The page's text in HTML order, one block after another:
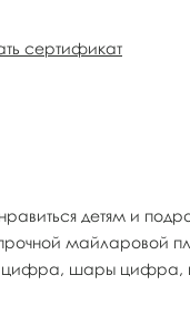
сертификат
детям и
майларовой
цифра, шары